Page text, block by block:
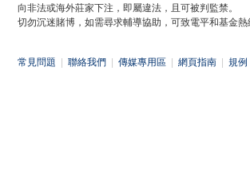
向非法或海外莊家下注，即屬違法，且可被判監禁。
切勿沉迷賭博，如需尋求輔導協助，可致電平和基金熱
常見問題 聯絡我們 傳媒專用區 網頁指南 規例